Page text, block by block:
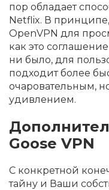
пор обладает
Netflix. В принципе,
OpenVPN для
как это
ни было, для
подходит более
очаровательным,
удивлением.
Goose VPN
С конкретной
тайну и Ваши